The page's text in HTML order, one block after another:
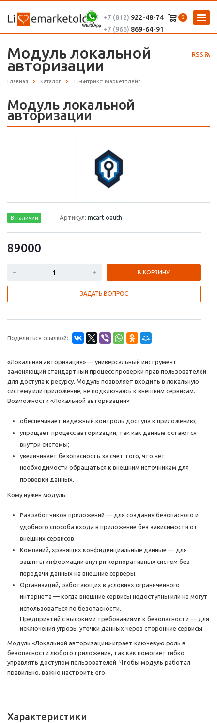
0
+7 (812) 922-48-74
+7 (966) 869-64-91
RSS
Модуль локальной
авторизации
Главная Каталог 1С-Битрикс: Маркетплейс
Модуль локальной
авторизации
В наличии Артикул:mcart.oauth
89000
В КОРЗИНУ
ЗАДАТЬ ВОПРОС
Поделиться ссылкой:
«Локальная авторизация» — универсальный инструмент
заменяющий стандартный процесс проверки прав пользователей
для доступа к ресурсу. Модуль позволяет входить в локальную
систему или приложение, не подключаясь к внешним сервисам.
Возможности «Локальной авторизации»:
обеспечивает надежный контроль доступа к приложению;
упрощает процесс авторизации, так как данные остаются
внутри системы;
увеличивает безопасность за счет того, что нет
необходимости обращаться к внешним источникам для
проверки данных.
Кому нужен модуль:
Разработчиков приложений — для создания безопасного и
удобного способа входа в приложение без зависимости от
внешних сервисов.
Компаний, хранящих конфиденциальные данные — для
защиты информации внутри корпоративных систем без
передачи данных на внешние серверы.
Организаций, работающих в условиях ограниченного
интернета — когда внешние сервисы недоступны или не могут
использоваться по безопасности.
Предприятий с высокими требованиями к безопасности — для
исключения угрозы утечки данных через сторонние сервисы.
Модуль «Локальной авторизации» играет ключевую роль в
безопасности любого приложения, так как помогает гибко
управлять доступом пользователей. Чтобы модуль работал
правильно, важно настроить его.
Характеристики